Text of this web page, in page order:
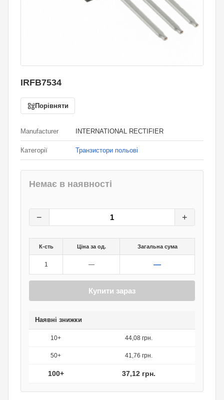
IRFB7534
Порівняти
Manufacturer INTERNATIONAL RECTIFIER
Категорії Транзистори польові
Немає в наявності
− +
К-сть Ціна за од. Загальна сума
1 — —
Купити зараз
Наявні знижки
10+ 44,08 грн.
50+ 41,76 грн.
100+ 37,12 грн.